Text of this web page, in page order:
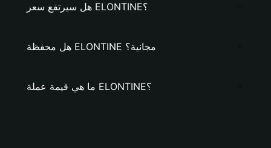
هل سيرتفع سعر ELONTINE؟
هل محفظة ELONTINE مجانية؟
ما هي قيمة عملة ELONTINE؟